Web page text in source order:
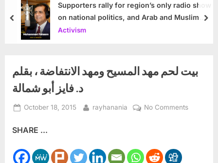
Supporters rally for region’s only radio show
on national politics, and Arab and Muslim
issues
Activism
prev
بيت لحم مهد المسيح ومهد الانتفاضة ، بقلم
د. فايز أبو شمالة
Posted
October 18, 2015 By
rayhanania No Commentson
SHARE ...